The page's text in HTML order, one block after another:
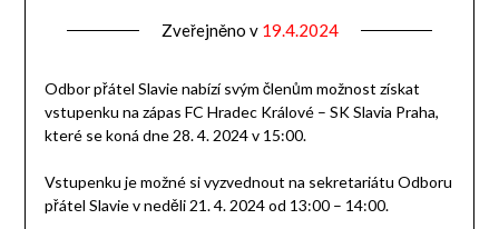
Zveřejněno v 19.4.2024od
přátel
Odbor přátel Slavie nabízí svým členům možnost získat
vstupenku na zápas FC Hradec Králové – SK Slavia Praha,
které se koná dne 28. 4. 2024 v 15:00.
Vstupenku je možné si vyzvednout na sekretariátu Odboru
přátel Slavie v neděli 21. 4. 2024 od 13:00 – 14:00.